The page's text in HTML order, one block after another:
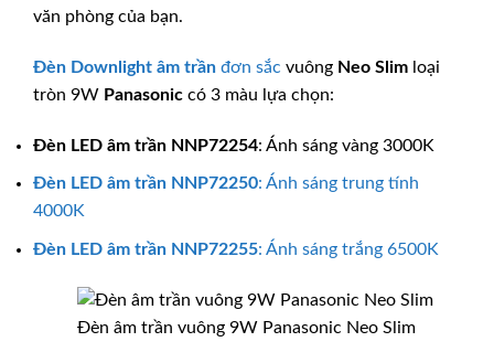
văn phòng của bạn.
Đèn Downlight âm trần đơn sắc vuông Neo Slim loại
tròn 9W Panasonic có 3 màu lựa chọn:
Đèn LED âm trần NNP72254: Ánh sáng vàng 3000K
Đèn LED âm trần NNP72250: Ánh sáng trung tính
4000K
Đèn LED âm trần NNP72255: Ánh sáng trắng 6500K
Đèn âm trần vuông 9W Panasonic Neo Slim